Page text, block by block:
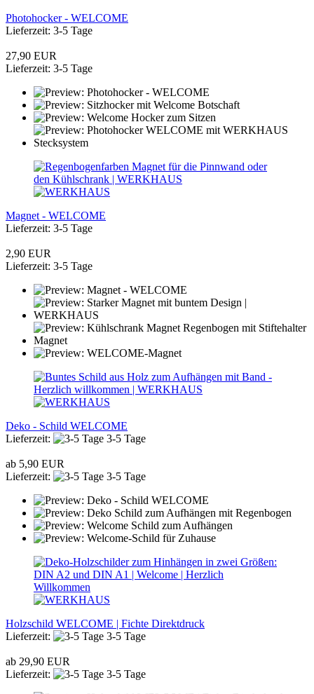
Photohocker - WELCOME
Lieferzeit: 3-5 Tage
27,90 EUR
Lieferzeit: 3-5 Tage
Magnet - WELCOME
Lieferzeit: 3-5 Tage
2,90 EUR
Lieferzeit: 3-5 Tage
Deko - Schild WELCOME
Lieferzeit:
3-5 Tage
ab 5,90 EUR
Lieferzeit:
3-5 Tage
Holzschild WELCOME | Fichte Direktdruck
Lieferzeit:
3-5 Tage
ab 29,90 EUR
Lieferzeit:
3-5 Tage